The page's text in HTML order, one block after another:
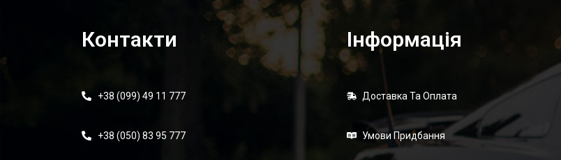
Контакти
+38 (099) 49 11 777
+38 (050) 83 95 777
Інформація
Доставка Та Оплата
Умови Придбання